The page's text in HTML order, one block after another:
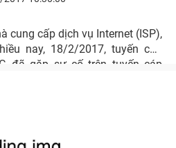
cung cấp dịch vụ Internet (ISP),
nay, 18/2/2017, tuyến cáp
đã gặp sự cố trên tuyến cáp